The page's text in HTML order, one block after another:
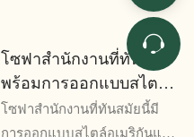
โซฟาสำนักงานที่ทันสมัย
พร้อมการออกแบบสไตล์
อเมริกันและโซฟา 3 ส่วน
โซฟาสำนักงานที่ทันสมัยนี้มี
การออกแบบสไตล์อเมริกันและ